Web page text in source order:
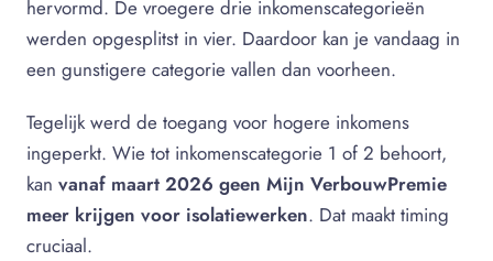
hervormd. De vroegere drie inkomenscategorieën
werden opgesplitst in vier. Daardoor kan je vandaag in
een gunstigere categorie vallen dan voorheen.
Tegelijk werd de toegang voor hogere inkomens
ingeperkt. Wie tot inkomenscategorie 1 of 2 behoort,
kan vanaf maart 2026 geen Mijn VerbouwPremie
meer krijgen voor isolatiewerken. Dat maakt timing
cruciaal.